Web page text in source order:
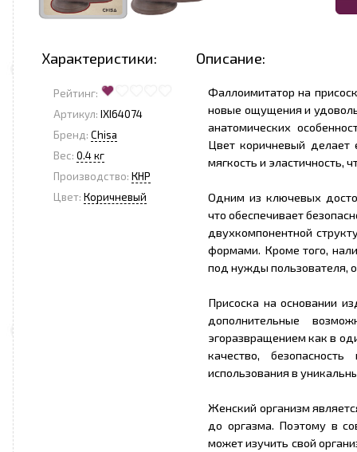
Характеристики: Описание:
Рейтинг:
Артикул: IXI64074
Бренд: Chisa
Вес: 0.4 кг
Производство: КНР
Цвет: Коричневый
Фаллоимитатор на
новые ощущения и
анатомических
Цвет коричневый делает
мягкость и эластичность,
Одним из ключевых
что обеспечивает
двухкомпонентной
формами. Кроме того,
под нужды пользователя,
Присоска на основании
дополнительные
эгоразвращением как в
качество,
использования в
Женский организм
до оргазма. Поэтому в
может изучить свой